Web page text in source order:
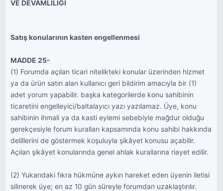
VE DEVAMLILIĞI
Satış konularının kasten engellenmesi
MADDE 25-
(1) Forumda açılan ticari nitelikteki konular üzerinden hizmet
ya da ürün satın alan kullanıcı geri bildirim amacıyla bir (1)
adet yorum yapabilir. başka kategorilerde konu sahibinin
ticaretini engelleyici/baltalayıcı yazı yazılamaz. Üye, konu
sahibinin ihmali ya da kasti eylemi sebebiyle mağdur olduğu
gerekçesiyle forum kuralları kapsamında konu sahibi hakkında
delillerini de göstermek koşuluyla şikâyet konusu açabilir.
Açılan şikâyet konularında genel ahlak kurallarına riayet edilir.
(2) Yukarıdaki fıkra hükmüne aykırı hareket eden üyenin iletisi
silinerek üye; en az 10 gün süreyle forumdan uzaklaştırılır.